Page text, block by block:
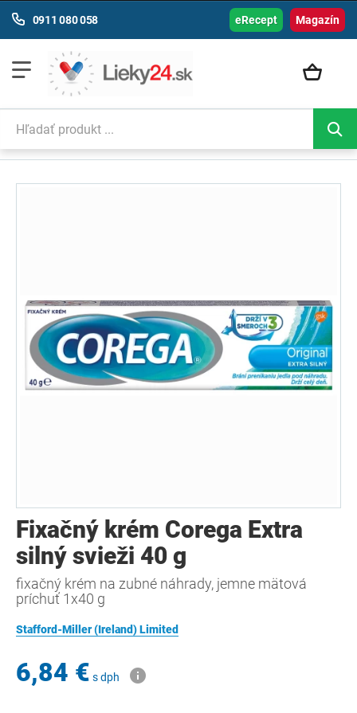
Magazín
0911 080 058 eRecept
Fixačný krém Corega Extra
silný svieži 40 g
fixačný krém na zubné náhrady, jemne mätová
príchuť 1x40 g
Stafford-Miller (Ireland) Limited
6,84 € s dph